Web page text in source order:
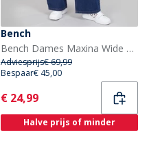
Bench
Bench Dames Maxina Wide Leg Jeans Donkerblauw
Adviesprijs€ 69,99
Bespaar€ 45,00
Current
€ 24,99
Halve prijs of minder